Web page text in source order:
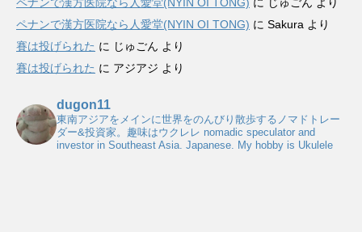
ペナンで漢方医院なら人愛堂(NYIN OI TONG) に じゅごん より
ペナンで漢方医院なら人愛堂(NYIN OI TONG) に Sakura より
賽は投げられた に じゅごん より
賽は投げられた に アジアジ より
dugon11
東南アジアをメインに世界をのんびり散歩するノマドトレー
ダー&投資家。趣味はウクレレ nomadic speculator and
investor in Southeast Asia. Japanese. My hobby is Ukulele